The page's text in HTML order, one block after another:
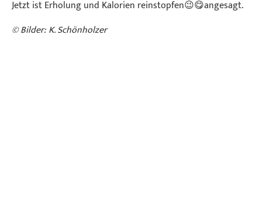
Jetzt ist Erholung und Kalorien reinstopfen😉😋angesagt.
© Bilder: K. Schönholzer